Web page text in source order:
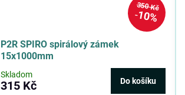
350 Kč
10%
P2R SPIRO spirálový zámek
15x1000mm
Skladom
315 Kč Do košíku